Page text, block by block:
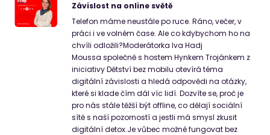
Závislost na online světě
Telefon máme neustále po ruce. Ráno, večer, v
práci i ve volném čase. Ale co kdybychom ho na
chvíli odložili?Moderátorka Iva Hadj
Moussa společně s hostem Hynkem Trojánkem z
iniciativy Dětství bez mobilu otevírá téma
digitální závislosti a hledá odpovědi na otázky,
které si klade čím dál víc lidí. Dozvíte se, proč je
pro nás stále těžší být offline, co dělají sociální
sítě s naší pozorností a jestli má smysl zkusit
digitální detox.Je vůbec možné fungovat bez